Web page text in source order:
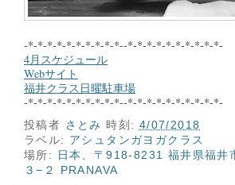
-*-*-*-*-*-*-*-*-*-*--*-*-*-*-*-*-*-*-*-*-
4月スケジュール
Webサイト
福井クラス日曜駐車場
-*-*-*-*-*-*-*-*-*-*--*-*-*-*-*-*-*-*-*-*-
投稿者 さとみ 時刻: 4/07/2018
ラベル: アシュタンガヨガクラス
場所:
日本、〒918-8231 福井県福井
３−２ PRANAVA